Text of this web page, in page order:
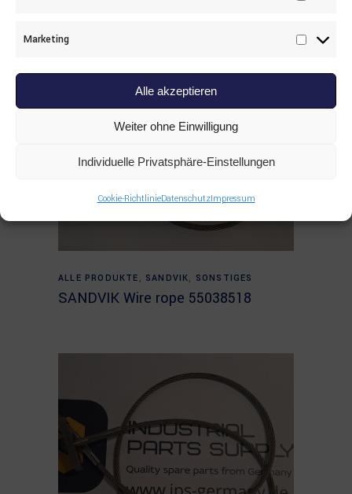
Marketing
Alle akzeptieren
Weiter ohne Einwilligung
Individuelle Privatsphäre-Einstellungen
Cookie-RichtlinieDatenschutzImpressum
Read more
ALLE PRODUKTE , SANDVIK, SONSTIGES
SANDVIK Wire rope 55038518